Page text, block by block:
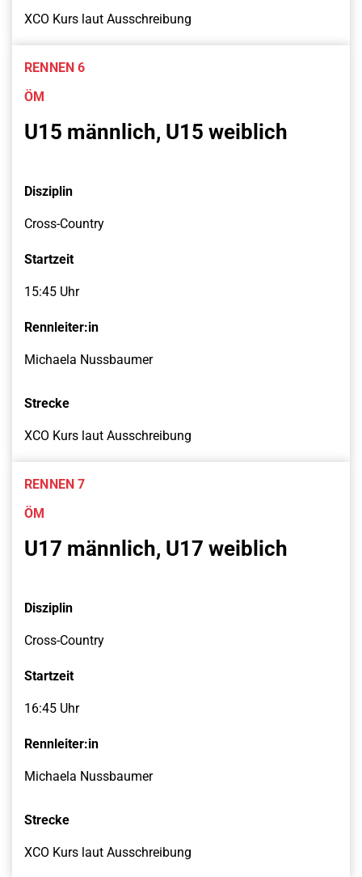
XCO Kurs laut Ausschreibung
RENNEN 6
ÖM
U15 männlich, U15 weiblich
Disziplin
Cross-Country
Startzeit
15:45 Uhr
Rennleiter:in
Michaela Nussbaumer
Strecke
XCO Kurs laut Ausschreibung
RENNEN 7
ÖM
U17 männlich, U17 weiblich
Disziplin
Cross-Country
Startzeit
16:45 Uhr
Rennleiter:in
Michaela Nussbaumer
Strecke
XCO Kurs laut Ausschreibung